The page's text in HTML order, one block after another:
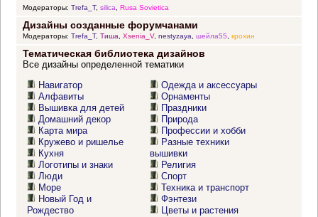
Модераторы: Trefa_T, silica Rusa Sovietica
Дизайны созданные форумчанами
Модераторы: Trefa_T, Тиша, Xsenia_V, nestyzaya, шейла55, крохин
Тематическая библиотека дизайнов
Все дизайны определенной тематики
Навигатор
Алфавиты
Вышивка для детей
Домашний декор
Карта мира
Кружево и ришелье
Кухня
Логотипы и знаки
Люди
Море
Новый Год и
Рождество
Одежда и аксессуары
Орнаменты
Праздники
Природа
Профессии и хобби
Разные техники
вышивки
Религия
Спорт
Техника и транспорт
Фэнтези
Цветы и растения